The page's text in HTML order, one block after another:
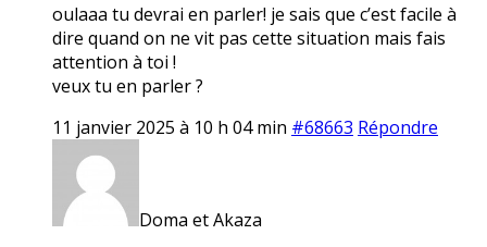
oulaaa tu devrai en parler! je sais que c’est facile à
dire quand on ne vit pas cette situation mais fais
attention à toi !
veux tu en parler ?
11 janvier 2025 à 10 h 04 min #68663 Répondre
Doma et Akaza